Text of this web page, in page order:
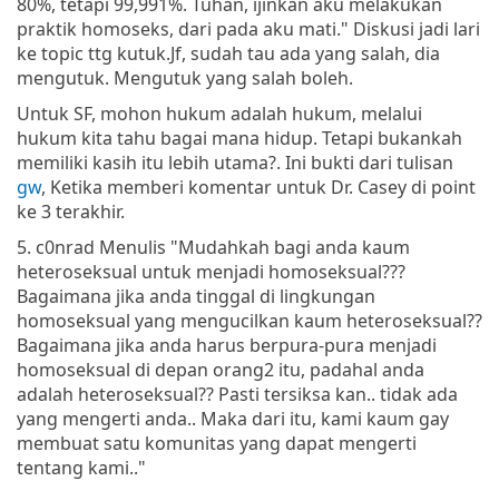
praktik homoseks, dari pada aku mati." Diskusi jadi lari
ke topic ttg kutuk.Jf, sudah tau ada yang salah, dia
mengutuk. Mengutuk yang salah boleh.
Untuk SF, mohon hukum adalah hukum, melalui
hukum kita tahu bagai mana hidup. Tetapi bukankah
memiliki kasih itu lebih utama?. Ini bukti dari tulisan
gw, Ketika memberi komentar untuk Dr. Casey di point
ke 3 terakhir.
5. c0nrad Menulis "Mudahkah bagi anda kaum
heteroseksual untuk menjadi homoseksual???
Bagaimana jika anda tinggal di lingkungan
homoseksual yang mengucilkan kaum heteroseksual??
Bagaimana jika anda harus berpura-pura menjadi
homoseksual di depan orang2 itu, padahal anda
adalah heteroseksual?? Pasti tersiksa kan.. tidak ada
yang mengerti anda.. Maka dari itu, kami kaum gay
membuat satu komunitas yang dapat mengerti
tentang kami.."